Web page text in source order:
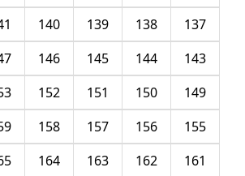
137
138
139
140
143
144
145
146
149
150
151
152
155
156
157
158
161
162
163
164